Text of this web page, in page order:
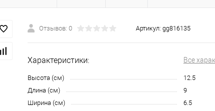
Отзывов: 0 Артикул: gg816135
Характеристики: Все
Высота (см)
12.5
Длина (см)
9
Ширина (см)
6.5